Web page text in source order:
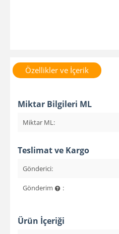
Özellikler ve İçerik
Miktar Bilgileri ML
Miktar ML:
Teslimat ve Kargo
Gönderici:
Gönderim :
Ürün İçeriği